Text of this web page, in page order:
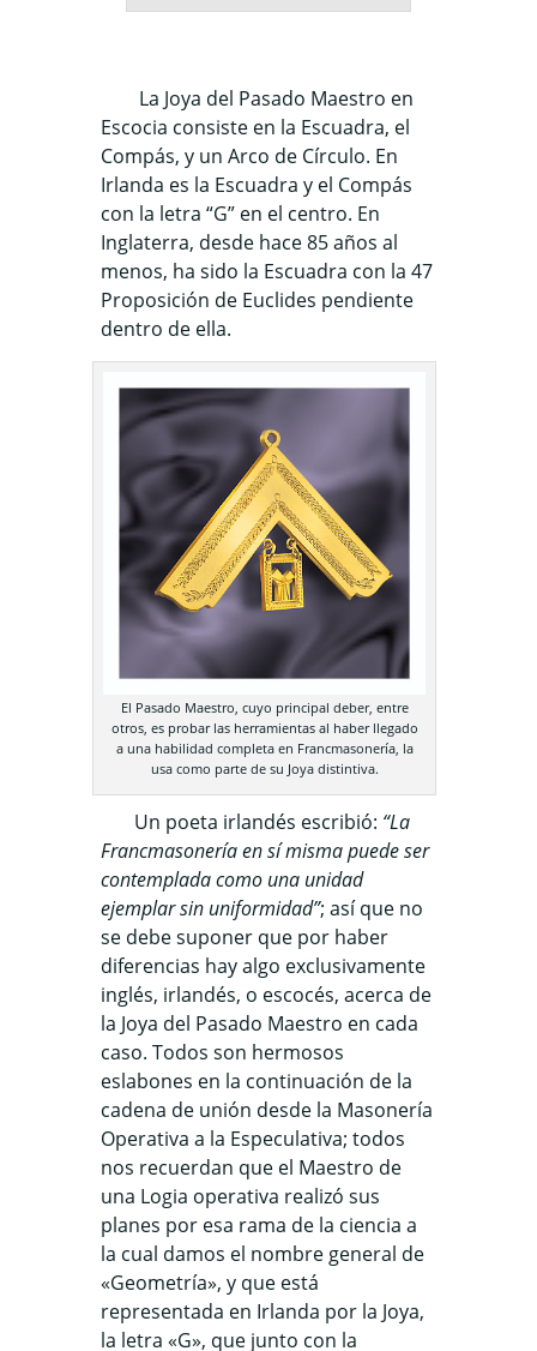
La Joya del Pasado Maestro en
Escocia consiste en la Escuadra, el
Compás, y un Arco de Círculo. En
Irlanda es la Escuadra y el Compás
con la letra “G” en el centro. En
Inglaterra, desde hace 85 años al
menos, ha sido la Escuadra con la 47
Proposición de Euclides pendiente
dentro de ella.
El Pasado Maestro, cuyo principal deber, entre
otros, es probar las herramientas al haber llegado
a una habilidad completa en Francmasonería, la
usa como parte de su Joya distintiva.
Un poeta irlandés escribió: “La
Francmasonería en sí misma puede ser
contemplada como una unidad
ejemplar sin uniformidad”; así que no
se debe suponer que por haber
diferencias hay algo exclusivamente
inglés, irlandés, o escocés, acerca de
la Joya del Pasado Maestro en cada
caso. Todos son hermosos
eslabones en la continuación de la
cadena de unión desde la Masonería
Operativa a la Especulativa; todos
nos recuerdan que el Maestro de
una Logia operativa realizó sus
planes por esa rama de la ciencia a
la cual damos el nombre general de
«Geometría», y que está
representada en Irlanda por la Joya,
la letra «G», que junto con la